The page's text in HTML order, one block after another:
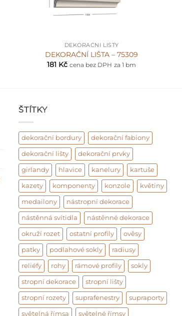
DEKORAČNÍ LIŠTY
DEKORAČNÍ LIŠTA – 75309
181 Kč cena bez DPH za 1 bm
ŠTÍTKY
dekorační bordury dekorační fabiony
dekorační lišty dekorační prvky
girlandy hlavice kanelury kartuše
kazety komponenty konzole květiny
medailony nástropní dekorace
nástěnná svítidla nástěnné dekorace
okruží rozet ostatní profily ověsy
patky podlahové sokly radiusy
reliéfy rohy rámové profily sokly
stropní dekorace stropní lišty
stropní rozety suprafenestry supraporty
světelná římsa světelné římsy